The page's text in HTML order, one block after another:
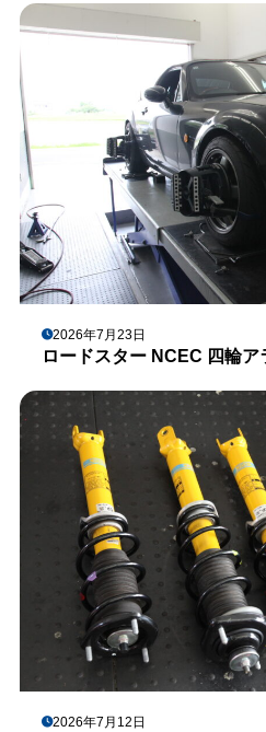
2026年7月23日
ロードスター NCEC 四輪ア
2026年7月12日